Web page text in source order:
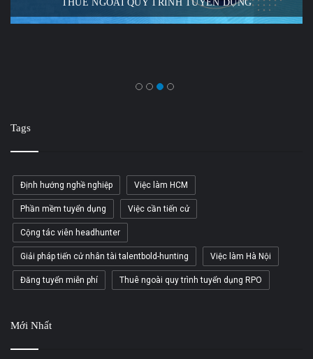
Tags
Định hướng nghề nghiệp Việc làm HCM
Phần mềm tuyển dụng Việc cần tiến cử
Cộng tác viên headhunter
Giải pháp tiến cử nhân tài talentbold-hunting Việc làm Hà Nội
Đăng tuyển miễn phí Thuê ngoài quy trình tuyển dụng RPO
Mới Nhất